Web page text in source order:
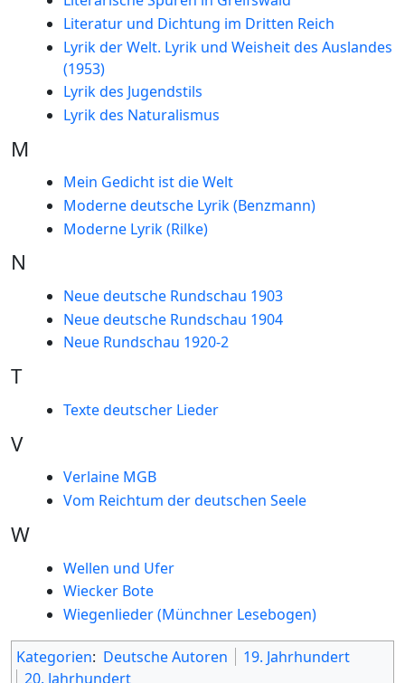
Literatur und Dichtung im Dritten Reich
Lyrik der Welt. Lyrik und Weisheit des Auslandes
(1953)
Lyrik des Jugendstils
Lyrik des Naturalismus
M
Mein Gedicht ist die Welt
Moderne deutsche Lyrik (Benzmann)
Moderne Lyrik (Rilke)
N
Neue deutsche Rundschau 1903
Neue deutsche Rundschau 1904
Neue Rundschau 1920-2
T
Texte deutscher Lieder
V
Verlaine MGB
Vom Reichtum der deutschen Seele
W
Wellen und Ufer
Wiecker Bote
Wiegenlieder (Münchner Lesebogen)
Kategorien: Deutsche Autoren
19. Jahrhundert
20. Jahrhundert